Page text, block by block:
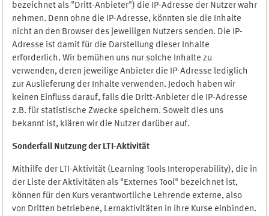
bezeichnet als "Dritt-Anbieter") die IP-Adresse der Nutzer wahr
nehmen. Denn ohne die IP-Adresse, könnten sie die Inhalte
nicht an den Browser des jeweiligen Nutzers senden. Die IP-
Adresse ist damit für die Darstellung dieser Inhalte
erforderlich. Wir bemühen uns nur solche Inhalte zu
verwenden, deren jeweilige Anbieter die IP-Adresse lediglich
zur Auslieferung der Inhalte verwenden. Jedoch haben wir
keinen Einfluss darauf, falls die Dritt-Anbieter die IP-Adresse
z.B. für statistische Zwecke speichern. Soweit dies uns
bekannt ist, klären wir die Nutzer darüber auf.
Sonderfall Nutzung der LTI-Aktivität
Mithilfe der LTI-Aktivität (Learning Tools Interoperability), die in
der Liste der Aktivitäten als "Externes Tool" bezeichnet ist,
können für den Kurs verantwortliche Lehrende externe, also
von Dritten betriebene, Lernaktivitäten in ihre Kurse einbinden.